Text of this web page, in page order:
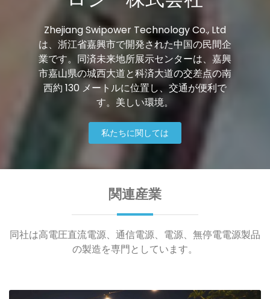
Zhejiang Swipower Technology Co., Ltd
は、浙江省嘉興市で開発された中国の民間企
業です。同済未来地所展示センターは、嘉興
市嘉山県の城西大道と科済大道の交差点の南
西約 130 メートルに位置し、交通が便利で
す。美しい環境。
私たちに関しては
関連産業
同社は高電圧直流電源、通信電源、電源、無停電電源製品
の製造を専門としています。